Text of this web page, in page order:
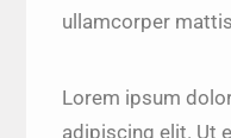
ullamcorper
Lorem ipsum
adipiscing elit. Ut